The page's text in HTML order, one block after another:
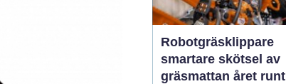
Robotgräsklippare
smartare skötsel av
gräsmattan året runt